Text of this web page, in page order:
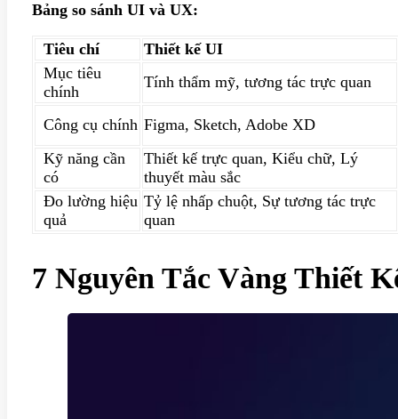
Bảng so sánh UI và UX:
Tiêu chí Thiết kế UI
Mục tiêu
chính
Tính thẩm mỹ, tương tác trực quan
Công cụ chính Figma, Sketch, Adobe XD
Kỹ năng cần
có
Thiết kế trực quan, Kiểu chữ, Lý
thuyết màu sắc
Đo lường hiệu
quả
Tỷ lệ nhấp chuột, Sự tương tác trực
quan
7 Nguyên Tắc Vàng Thiết